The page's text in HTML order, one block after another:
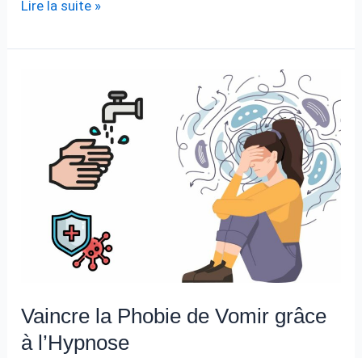
Maitriser
douleur
sophrologie
Lire la suite »
Vaincre la Phobie de Vomir grâce
à l’Hypnose